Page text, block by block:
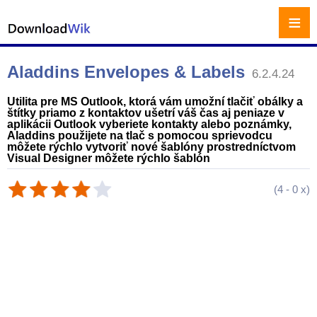
Aladdins Envelopes & Labels 6.2.4.24
Utilita pre MS Outlook, ktorá vám umožní tlačiť obálky a
štítky priamo z kontaktov ušetrí váš čas aj peniaze v
aplikácii Outlook vyberiete kontakty alebo poznámky,
Aladdins použijete na tlač s pomocou sprievodcu
môžete rýchlo vytvoriť nové šablóny prostredníctvom
Visual Designer môžete rýchlo šablón
(4 - 0 x)
≡